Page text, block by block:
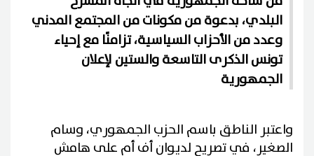
البلدي، بدعوة من مكونات من المجتمع المدني
وعدد من الأحزاب السياسية، تزامنًا مع إحياء
تونس الذكرى التاسعة والستين لإعلان
الجمهورية
واعتبر الناطق باسم الحزب الجمهوري، وسام
الصغير، في تصريح لديوان أف أم على هامش